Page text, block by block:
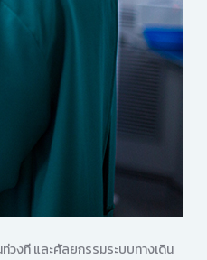
งที และศัลยกรรมระบบทางเดิน